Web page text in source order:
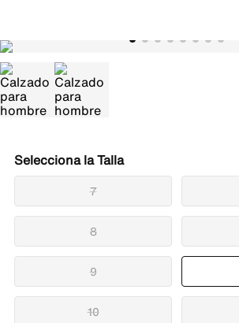
Talla
7
8
9
10